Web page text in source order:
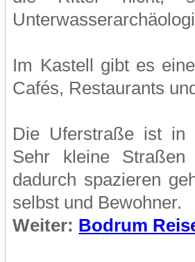
Im Kastell gibt es
Cafés, Restaurants
Die Uferstraße ist in
Sehr kleine
dadurch spazieren
selbst und Bewohner.
Weiter: Bodrum